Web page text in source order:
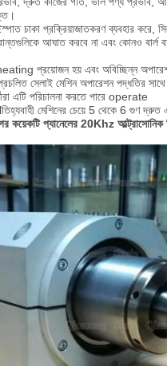
চাকা প্রক্রিয়াজাতকরণ ব্যবহার করে,
আঘাত করবে না এবং কোনও বার্ল বা
প্রয়োজন হয় এবং অবিচ্ছিন্ন
সেলাই মেশিন অপারেশন পদ্ধতির সাথে
এটি পরিচালনা করতে পারে operate
মেশিনের চেয়ে 5 থেকে 6 গুণ দ্রুত
কয়েকটি প্যানেলের 20Khz আল্ট্রাসোনিক